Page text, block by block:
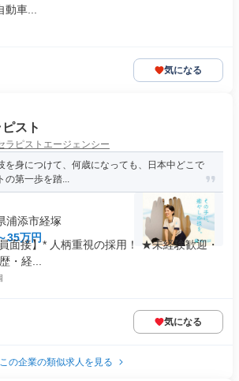
車...
気になる
スト
ラピストエージェンシー
を身につけて、何歳になっても、日本中どこで
の第一歩を踏...
浦添市経塚
35万円
面接】* 人柄重視の採用！ ★未経験歓迎・
・経...
気になる
この企業の類似求人を見る